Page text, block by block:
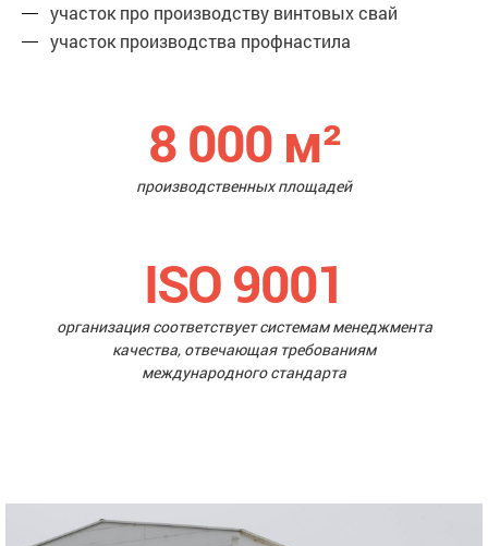
участок про производству винтовых свай
участок производства профнастила
8 000 м²
производственных площадей
ISO 9001
организация соответствует системам менеджмента
качества, отвечающая требованиям
международного стандарта